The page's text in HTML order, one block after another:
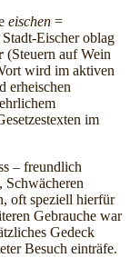
eischen =
Eischer oblag
(Steuern auf Wein
wird im aktiven
erheischen
im
– freundlich
Schwächeren
oft speziell hierfür
Gebrauche war
Gedeck
Besuch einträfe.